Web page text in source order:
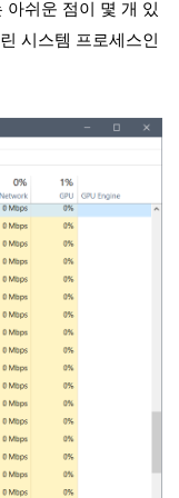
아쉬운 점이 몇 개 있
시스템 프로세스인